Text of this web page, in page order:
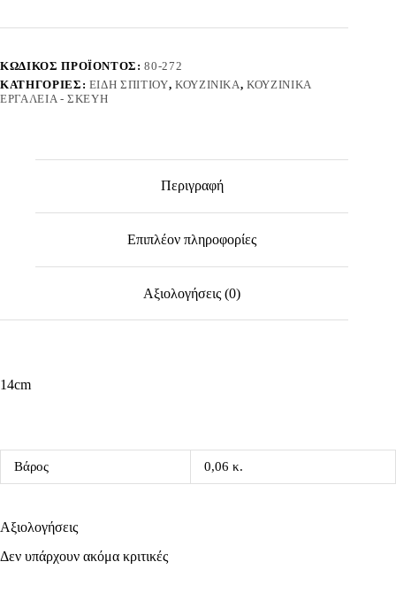
100292
ΚΩΔΙΚΌΣ ΠΡΟΪΌΝΤΟΣ:80-272
ΚΑΤΗΓΟΡΊΕΣ: ΕΊΔΗ ΣΠΙΤΙΟΎ, ΚΟΥΖΙΝΙΚΆ,ΚΟΥΖΙΝΙΚΆ
ΕΡΓΑΛΕΊΑ - ΣΚΕΎΗ
Περιγραφή
Επιπλέον πληροφορίες
Αξιολογήσεις (0)
14cm
Βάρος 0,06 κ.
Αξιολογήσεις
Δεν υπάρχουν ακόμα κριτικές